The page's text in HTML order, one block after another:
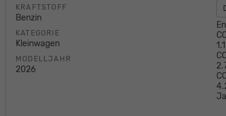
KRAFTSTOFF
Benzin
KATEGORIE
Kleinwagen
MODELLJAHR
2026